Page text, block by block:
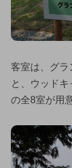
客室は、グラ
と、ウッド
の全8室が用